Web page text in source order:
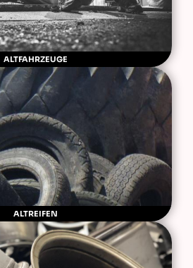
ALTFAHRZEUGE
ALTREIFEN